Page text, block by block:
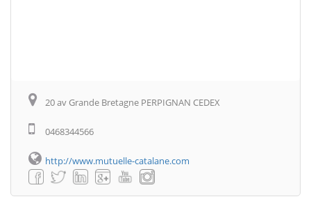
20 av Grande Bretagne PERPIGNAN CEDEX
0468344566
http://www.mutuelle-catalane.com